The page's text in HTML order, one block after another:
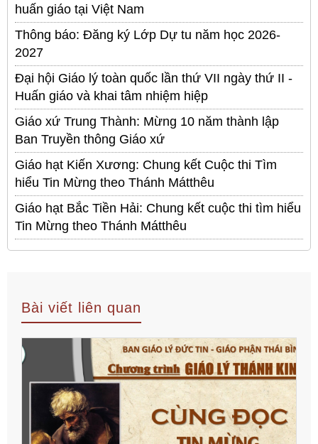
huấn giáo tại Việt Nam
Thông báo: Đăng ký Lớp Dự tu năm học 2026-
2027
Đại hội Giáo lý toàn quốc lần thứ VII ngày thứ II -
Huấn giáo và khai tâm nhiệm hiệp
Giáo xứ Trung Thành: Mừng 10 năm thành lập
Ban Truyền thông Giáo xứ
Giáo hạt Kiến Xương: Chung kết Cuộc thi Tìm
hiểu Tin Mừng theo Thánh Mátthêu
Giáo hạt Bắc Tiền Hải: Chung kết cuộc thi tìm hiểu
Tin Mừng theo Thánh Mátthêu
Bài viết liên quan